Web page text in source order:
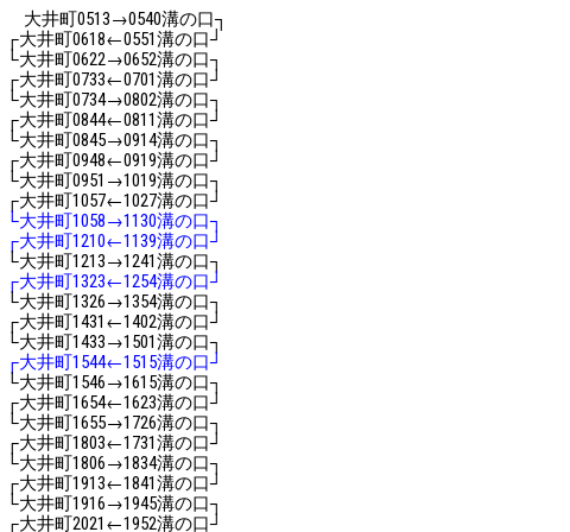
大井町0513→0540溝の口┐
┌大井町0618←0551溝の口┘
└大井町0622→0652溝の口┐
┌大井町0733←0701溝の口┘
└大井町0734→0802溝の口┐
┌大井町0844←0811溝の口┘
└大井町0845→0914溝の口┐
┌大井町0948←0919溝の口┘
└大井町0951 →1019溝の口┐
┌大井町1057←1027溝の口┘
└大井町1058→1130溝の口┐
┌大井町1210←1139溝の口┘
└大井町1213→1241溝の口┐
┌大井町1323←1254溝の口┘
└大井町1326→1354溝の口┐
┌大井町1431 ←1402溝の口┘
└大井町1433→1501溝の口┐
┌大井町1544←1515溝の口┘
└大井町1546→1615溝の口┐
┌大井町1654←1623溝の口┘
└大井町1655→1726溝の口┐
┌大井町1803←1731溝の口┘
└大井町1806→1834溝の口┐
┌大井町1913←1841溝の口┘
└大井町1916→1945溝の口┐
┌大井町2021 ←1952溝の口┘